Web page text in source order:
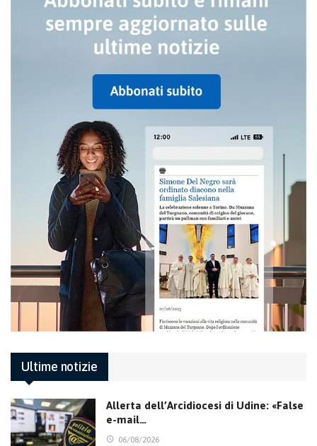
Ultime notizie
Allerta dell’Arcidiocesi di Udine: «False
e-mail…
06/08/2026